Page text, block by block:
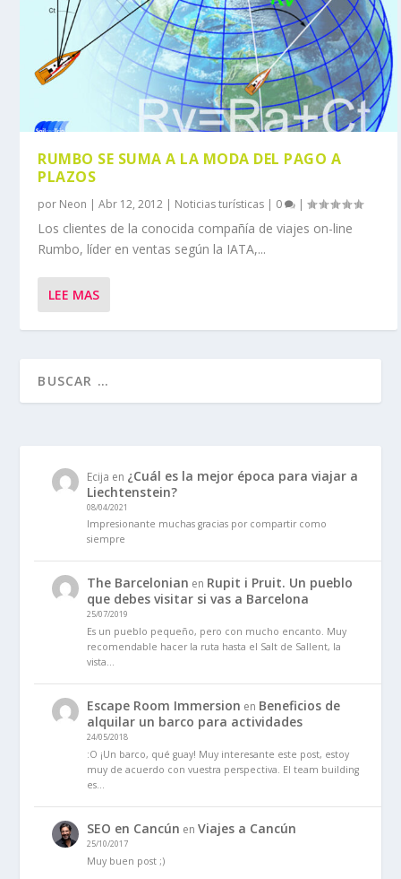
RUMBO SE SUMA A LA MODA DEL PAGO A
PLAZOS
por Neon |Abr 12, 2012 | Noticias turísticas | 0 |
Los clientes de la conocida compañía de viajes on-line
Rumbo, líder en ventas según la IATA,...
LEE MAS
Ecija en ¿Cuál es la mejor época para viajar a
Liechtenstein?
08/04/2021
Impresionante muchas gracias por compartir como
siempre
The Barcelonian en Rupit i Pruit. Un pueblo
que debes visitar si vas a Barcelona
25/07/2019
Es un pueblo pequeño, pero con mucho encanto. Muy
recomendable hacer la ruta hasta el Salt de Sallent, la
vista…
Escape Room Immersion en Beneficios de
alquilar un barco para actividades
24/05/2018
:O ¡Un barco, qué guay! Muy interesante este post, estoy
muy de acuerdo con vuestra perspectiva. El team building
es…
SEO en Cancún enViajes a Cancún
25/10/2017
Muy buen post ;)